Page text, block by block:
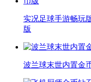
实况足球手游畅玩
版
波兰球末世内置金